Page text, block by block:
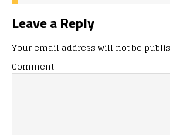
Leave a Reply
Your email address will not be
Comment